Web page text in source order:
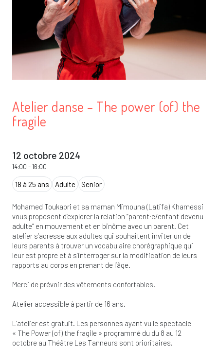
Atelier danse – The power (of) the
fragile
12 octobre 2024
14:00 -16:00
18 à 25 ans Adulte Senior
Mohamed Toukabri et sa maman Mimouna (Latifa) Khamessi
vous proposent d’explorer la relation “parent·e/enfant devenu
adulte” en mouvement et en binôme avec un parent. Cet
atelier s’adresse aux adultes qui souhaitent inviter un de
leurs parents à trouver un vocabulaire chorégraphique qui
leur est propre et à s’interroger sur la modification de leurs
rapports au corps en prenant de l’âge.
Merci de prévoir des vêtements confortables.
Atelier accessible à partir de 16 ans.
L’atelier est gratuit. Les personnes ayant vu le spectacle
« The Power (of) the fragile » programmé du du 8 au 12
octobre au Théâtre Les Tanneurs sont prioritaires.